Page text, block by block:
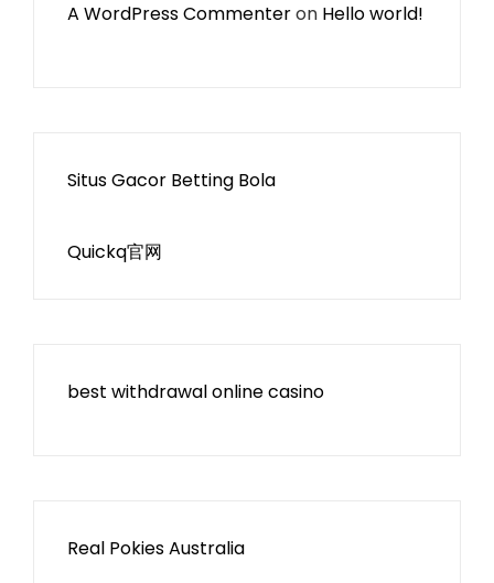
A WordPress Commenteron Hello world!
Situs Gacor Betting Bola
Quickq官网
best withdrawal online casino
Real Pokies Australia